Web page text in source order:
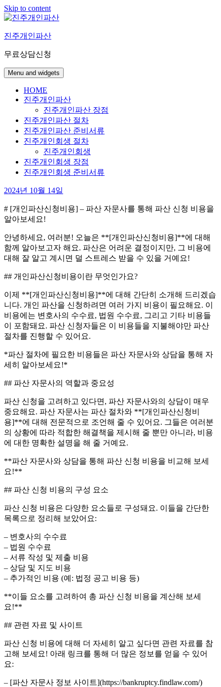
Skip to content
진주개인파산
무료상담신청
Menu and widgets
HOME
진주개인파산
진주개인파산 장점
진주개인파산 절차
진주개인파산 준비서류
진주개인회생 절차
진주개인회생
진주개인회생 장점
진주개인회생 준비서류
2024년 10월 14일
# [개인파산신청비용] – 파산 자문사를 통해 파산 신청 비용을
알아보세요!
안녕하세요, 여러분! 오늘은 **[개인파산신청비용]**에 대해
함께 알아보고자 해요. 파산은 어려운 결정이지만, 그 비용에
대해 잘 알고 계시면 덜 스트레스 받을 수 있을 거예요!
## 개인파산신청비용이란 무엇인가요?
이제 **[개인파산신청비용]**에 대해 간단히 소개해 드리겠습
니다. 개인 파산을 신청하려면 여러 가지 비용이 필요해요. 이
비용에는 변호사의 수수료, 법원 수수료, 그리고 기타 비용들
이 포함돼요. 파산 신청자들은 이 비용들을 지불해야만 파산
절차를 진행할 수 있어요.
*파산 절차에 필요한 비용들은 파산 자문사와 상담을 통해 자
세히 알아보세요!*
## 파산 자문사의 역할과 중요성
파산 신청을 고려하고 있다면, 파산 자문사와의 상담이 매우
중요해요. 파산 자문사는 파산 절차와 **[개인파산신청비
용]**에 대해 전문적으로 조언해 줄 수 있어요. 그들은 여러분
의 상황에 따라 적합한 해결책을 제시해 줄 뿐만 아니라, 비용
에 대한 명확한 설명을 해 줄 거예요.
**파산 자문사와 상담을 통해 파산 신청 비용을 비교해 보세
요!**
## 파산 신청 비용의 구성 요소
파산 신청 비용은 다양한 요소들로 구성돼요. 이들을 간단한
목록으로 정리해 보았어요:
– 변호사의 수수료
– 법원 수수료
– 서류 작성 및 제출 비용
– 상담 및 지도 비용
– 추가적인 비용 (예: 법정 공고 비용 등)
**이들 요소를 고려하여 총 파산 신청 비용을 계산해 보세
요!**
## 관련 자료 및 사이트
파산 신청 비용에 대해 더 자세히 알고 싶다면 관련 자료를 참
고해 보세요! 아래 링크를 통해 더 많은 정보를 얻을 수 있어
요:
– [파산 자문사 정보 사이트](https://bankruptcy.findlaw.com/)